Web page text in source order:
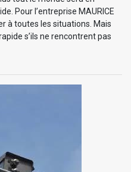
Pour l’entreprise MAURICE
à toutes les situations. Mais
s’ils ne rencontrent pas